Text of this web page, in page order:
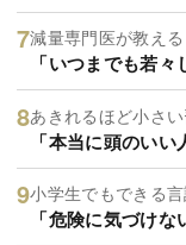
減量専門医が教え
「いつまでも若
あきれるほど小さ
「本当に頭のい
小学生でもできる
「危険に気づけ